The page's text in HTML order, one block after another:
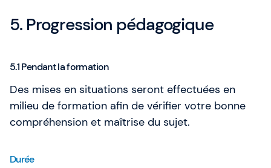
5. Progression pédagogique
5.1 Pendant la formation
Des mises en situations seront effectuées en
milieu de formation afin de vérifier votre bonne
compréhension et maîtrise du sujet.
Durée